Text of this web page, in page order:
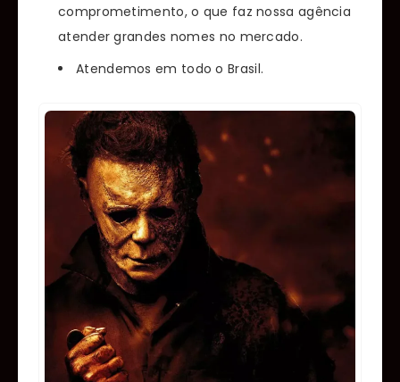
comprometimento, o que faz nossa agência
atender grandes nomes no mercado.
Atendemos em todo o Brasil.